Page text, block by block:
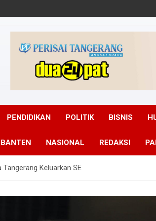
PENDIDIKAN POLITIK BISNIS
NASIONAL REDAKSI
Keluarkan SE